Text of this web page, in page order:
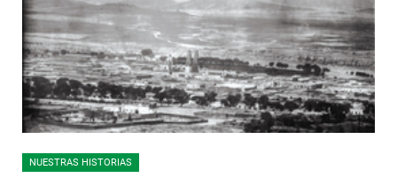
NUESTRAS HISTORIAS